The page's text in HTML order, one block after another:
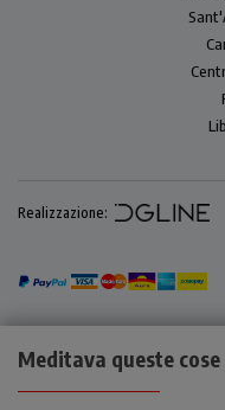
Meditava queste
Realizzazione: